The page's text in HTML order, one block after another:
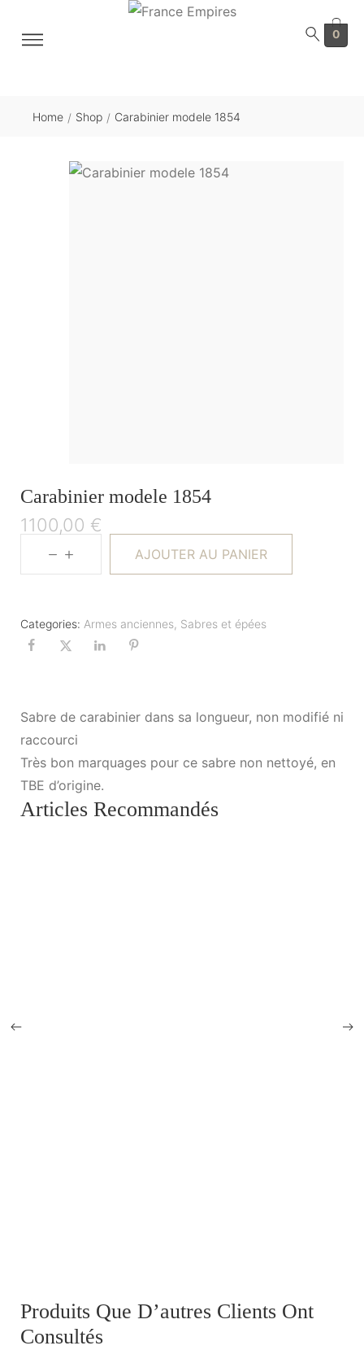
0
Home / Shop / Carabinier modele 1854
Carabinier modele 1854
1100,00 €
AJOUTER AU PANIER
Categories: Armes anciennes, Sabres et épées
Sabre de carabinier dans sa longueur, non modifié ni
raccourci
Très bon marquages pour ce sabre non nettoyé, en
TBE d’origine.
Articles Recommandés
Produits Que D’autres Clients Ont
Consultés